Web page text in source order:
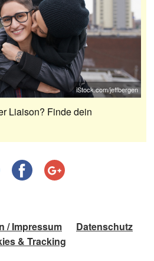
iStock.com/jeffbergen
Liaison? Finde dein
/ Impressum
Datenschutz
& Tracking